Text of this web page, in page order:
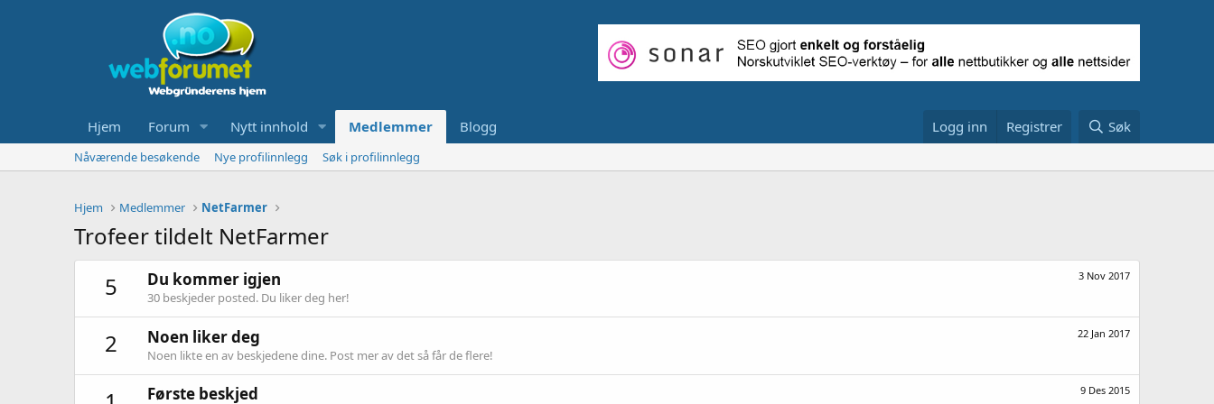
Hjem Forum Nytt innhold Medlemmer Blogg Logg inn Registrer Søk
Nåværende besøkende Nye profilinnlegg Søk i profilinnlegg
Hjem Medlemmer NetFarmer
Trofeer tildelt NetFarmer
5
3 Nov 2017
Du kommer igjen
30 beskjeder posted. Du liker deg her!
2 22 Jan 2017
Noen liker deg
Noen likte en av beskjedene dine. Post mer av det så får de flere!
9 Des 2015
Første beskjed